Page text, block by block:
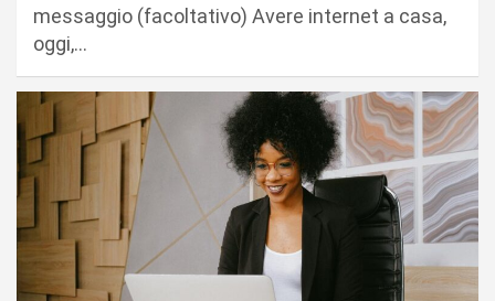
messaggio (facoltativo) Avere internet a casa,
oggi,…